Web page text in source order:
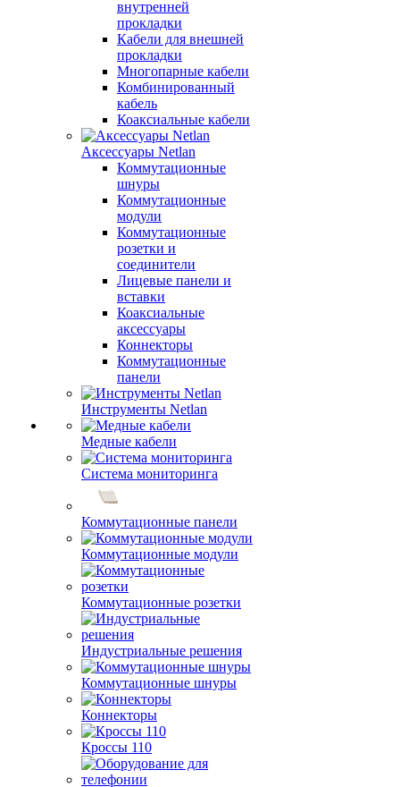
внутренней
прокладки
Кабели для внешней
прокладки
Многопарные кабели
Комбинированный
кабель
Коаксиальные кабели
Аксессуары Netlan
Коммутационные
шнуры
Коммутационные
модули
Коммутационные
розетки и
соединители
Лицевые панели и
вставки
Коаксиальные
аксессуары
Коннекторы
Коммутационные
панели
Инструменты Netlan
Медные кабели
Система мониторинга
Коммутационные панели
Коммутационные модули
Коммутационные розетки
Индустриальные решения
Коммутационные шнуры
Коннекторы
Кроссы 110